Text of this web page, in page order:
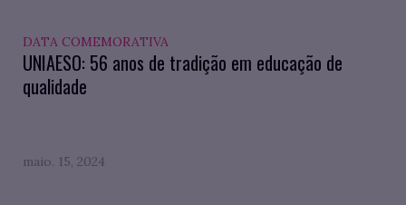
DATA COMEMORATIVA
UNIAESO: 56 anos de tradição em educação de
qualidade
maio. 15, 2024